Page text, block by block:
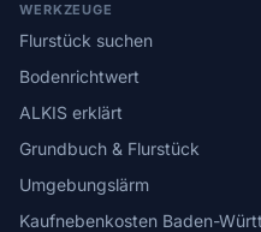
WERKZEUGE
Flurstück suchen
Bodenrichtwert
ALKIS erklärt
Grundbuch & Flurstück
Umgebungslärm
Kaufnebenkosten Baden-